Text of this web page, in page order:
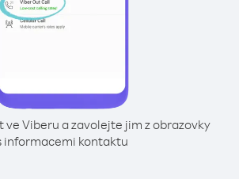
Viberu a zavolejte jim z obrazovky
informacemi kontaktu